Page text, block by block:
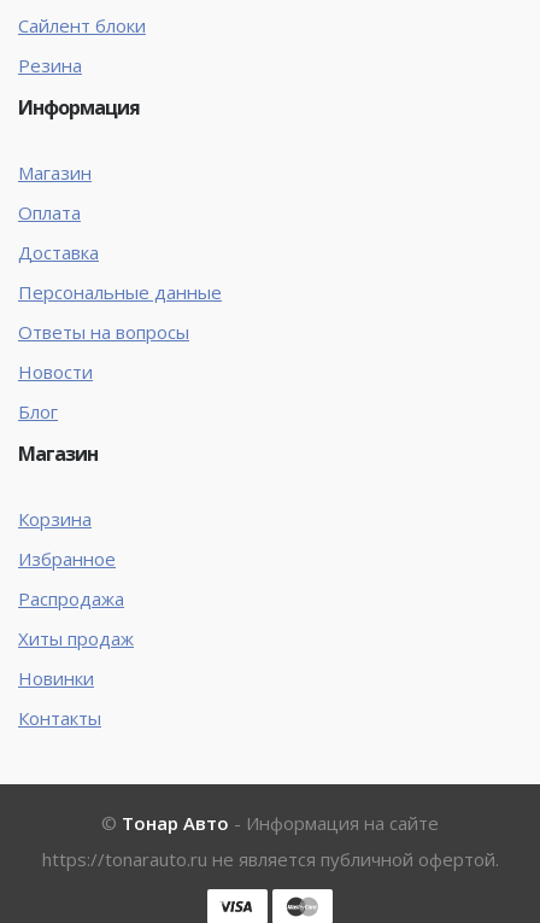
Сайлент блоки
Резина
Информация
Магазин
Оплата
Доставка
Персональные данные
Ответы на вопросы
Новости
Блог
Магазин
Корзина
Избранное
Распродажа
Хиты продаж
Новинки
Контакты
© Тонар Авто - Информация на сайте
https://tonarauto.ru не является публичной офертой.